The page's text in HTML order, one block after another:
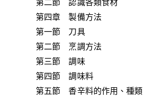
第二節 認識各類食材
第四章 製備方法
第一節 刀具
第二節 烹調方法
第三節 調味
第四節 調味料
第五節 香辛料的作用、種